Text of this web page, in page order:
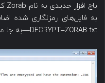
به فایل‌های رمزنگاری شده
DECRYPT–ZORAB.txt—به جا می‌گذارد.